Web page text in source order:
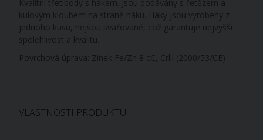
Kvalitní třetibody s hákem. Jsou dodávány s řetězem a
kulovým kloubem na straně háku. Háky jsou vyrobeny z
jednoho kusu, nejsou svařované, což garantuje nejvyšší
spolehlivost a kvalitu.
Povrchová úprava: Zinek Fe/Zn 8 cC, Crlll (2000/53/CE)
VLASTNOSTI PRODUKTU